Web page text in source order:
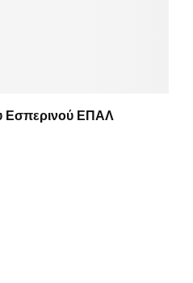
Εσπερινού ΕΠΑΛ